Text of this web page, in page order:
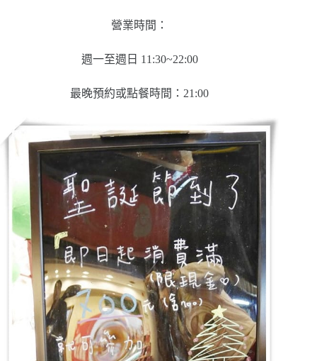
營業時間：
週一至週日 11:30~22:00
最晚預約或點餐時間：21:00